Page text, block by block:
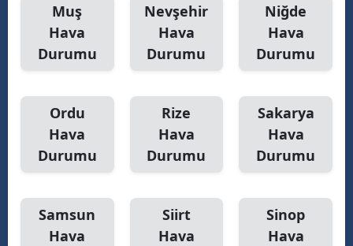
Muş
Hava
Durumu
Nevşehir
Hava
Durumu
Niğde
Hava
Durumu
Ordu
Hava
Durumu
Rize
Hava
Durumu
Sakarya
Hava
Durumu
Samsun
Hava
Siirt
Hava
Sinop
Hava